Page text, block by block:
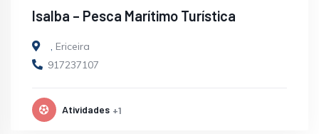
Isalba – Pesca Marítimo Turística
, Ericeira
917237107
Atividades +1